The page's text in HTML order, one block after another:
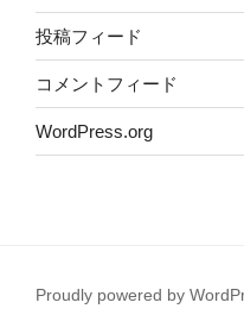
投稿フィード
コメントフィード
WordPress.org
Proudly powered by